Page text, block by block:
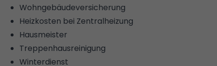
Wohngebäudeversicherung
Heizkosten bei Zentralheizung
Hausmeister
Treppenhausreinigung
Winterdienst